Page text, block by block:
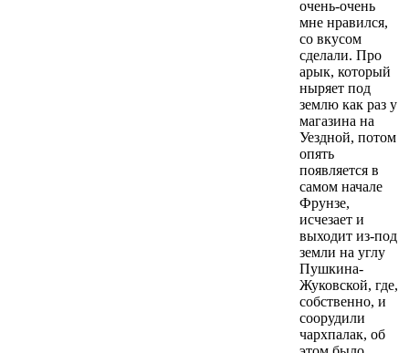
очень-очень
мне нравился,
со вкусом
сделали. Про
арык, который
ныряет под
землю как раз у
магазина на
Уездной, потом
опять
появляется в
самом начале
Фрунзе,
исчезает и
выходит из-под
земли на углу
Пушкина-
Жуковской, где,
собственно, и
соорудили
чархпалак, об